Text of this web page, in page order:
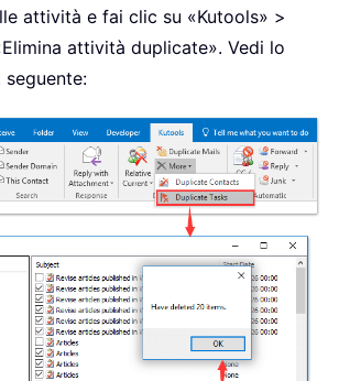
attività e fai clic su «Kutools» >
attività duplicate». Vedi lo
seguente: